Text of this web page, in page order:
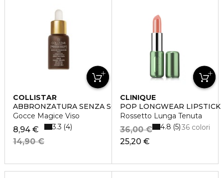
COLLISTAR
ABBRONZATURA SENZA SOLE
Gocce Magice Viso
8,94 €
14,90 €
3.3 4
CLINIQUE
POP LONGWEAR LIPSTICK
Rossetto Lunga Tenuta
25,20 €
36,00 € 36 colori
4.8 5